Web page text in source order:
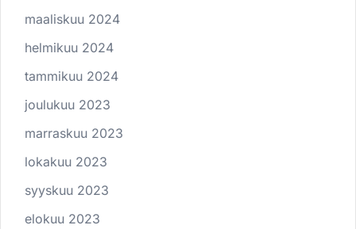
maaliskuu 2024
helmikuu 2024
tammikuu 2024
joulukuu 2023
marraskuu 2023
lokakuu 2023
syyskuu 2023
elokuu 2023